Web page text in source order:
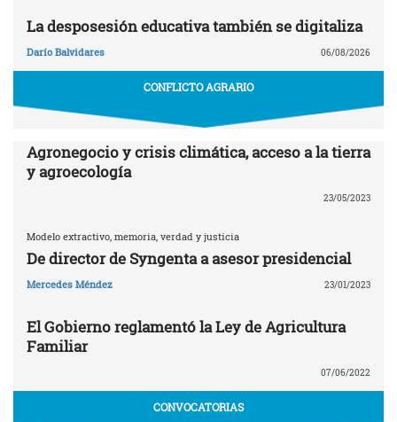
La desposesión educativa también se digitaliza
Darío Balvidares 06/08/2026
CONFLICTO AGRARIO
Agronegocio y crisis climática, acceso a la tierra
y agroecología
23/05/2023
Modelo extractivo, memoria, verdad y justicia
De director de Syngenta a asesor presidencial
Mercedes Méndez 23/01/2023
El Gobierno reglamentó la Ley de Agricultura
Familiar
07/06/2022
CONVOCATORIAS